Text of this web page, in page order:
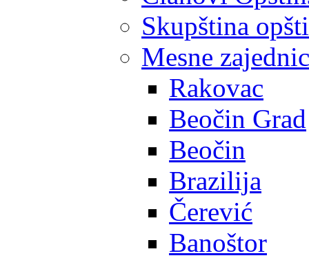
Skupština
Mesne
Rakovac
Beočin Grad
Beočin
Brazilija
Čerević
Banoštor